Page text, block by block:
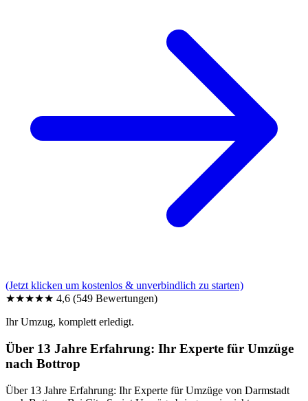
(Jetzt klicken um kostenlos & unverbindlich zu starten)
★★★★★ 4,6 (549 Bewertungen)
Ihr Umzug, komplett erledigt.
Über 13 Jahre Erfahrung: Ihr Experte für Umzüge
nach Bottrop
Über 13 Jahre Erfahrung: Ihr Experte für Umzüge von Darmstadt